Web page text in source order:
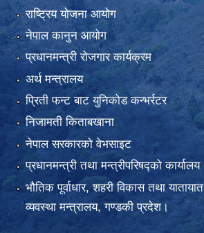
राष्ट्रिय योजना आयोग
नेपाल कानुन आयोग
प्रधानमन्त्री रोजगार कार्यक्रम
अर्थ मन्त्रालय
प्रिती फन्ट बाट युनिकोड कन्भर्रटर
निजामती किताबखाना
नेपाल सरकारको वेभसाइट
प्रधानमन्त्री तथा मन्त्रीपरिषद्को कार्यालय
भौतिक पूर्वाधार, शहरी विकास तथा यातायात
व्यवस्था मन्त्रालय, गण्डकी प्रदेश।